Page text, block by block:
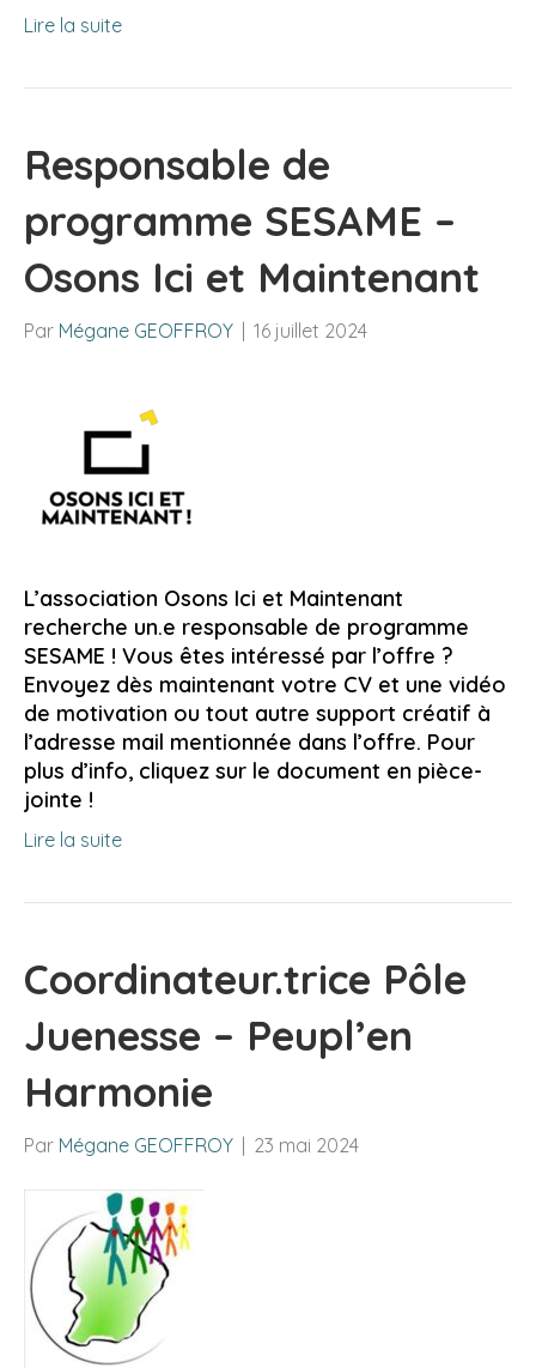
Lire la suite
Responsable de
programme SESAME –
Osons Ici et Maintenant
Par Mégane GEOFFROY 16 juillet 2024
L’association Osons Ici et Maintenant
recherche un.e responsable de programme
SESAME ! Vous êtes intéressé par l’offre ?
Envoyez dès maintenant votre CV et une vidéo
de motivation ou tout autre support créatif à
l’adresse mail mentionnée dans l’offre. Pour
plus d’info, cliquez sur le document en pièce-
jointe !
Lire la suite
Coordinateur.trice Pôle
Juenesse – Peupl’en
Harmonie
Par Mégane GEOFFROY 23 mai 2024